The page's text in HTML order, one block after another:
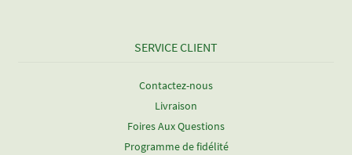
SERVICE CLIENT
Contactez-nous
Livraison
Foires Aux Questions
Programme de fidélité